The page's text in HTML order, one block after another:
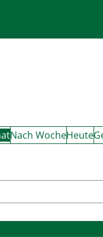
Nach WocheHeute